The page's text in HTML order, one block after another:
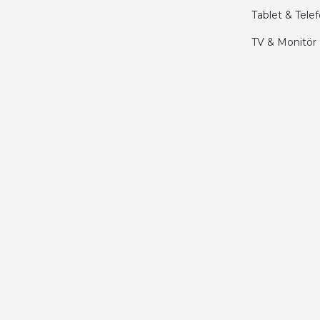
Tablet &
TV & Monitör